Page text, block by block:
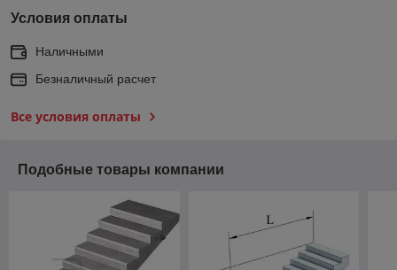
Условия оплаты
Наличными
Безналичный расчет
Все условия оплаты
Подобные товары компании